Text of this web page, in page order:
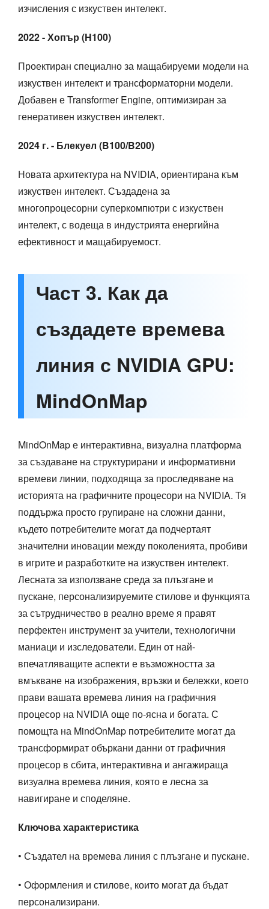
изчисления с изкуствен интелект.
2022 - Хопър (H100)
Проектиран специално за мащабируеми модели на
изкуствен интелект и трансформаторни модели.
Добавен е Transformer Engine, оптимизиран за
генеративен изкуствен интелект.
2024 г. - Блекуел (B100/B200)
Новата архитектура на NVIDIA, ориентирана към
изкуствен интелект. Създадена за
многопроцесорни суперкомпютри с изкуствен
интелект, с водеща в индустрията енергийна
ефективност и мащабируемост.
Част 3. Как да
създадете времева
линия с NVIDIA GPU:
MindOnMap
MindOnMap е интерактивна, визуална платформа
за създаване на структурирани и информативни
времеви линии, подходяща за проследяване на
историята на графичните процесори на NVIDIA. Тя
поддържа просто групиране на сложни данни,
където потребителите могат да подчертаят
значителни иновации между поколенията, пробиви
в игрите и разработките на изкуствен интелект.
Лесната за използване среда за плъзгане и
пускане, персонализируемите стилове и функцията
за сътрудничество в реално време я правят
перфектен инструмент за учители, технологични
маниаци и изследователи. Един от най-
впечатляващите аспекти е възможността за
вмъкване на изображения, връзки и бележки, което
прави вашата времева линия на графичния
процесор на NVIDIA още по-ясна и богата. С
помощта на MindOnMap потребителите могат да
трансформират объркани данни от графичния
процесор в сбита, интерактивна и ангажираща
визуална времева линия, която е лесна за
навигиране и споделяне.
Ключова характеристика
• Създател на времева линия с плъзгане и пускане.
• Оформления и стилове, които могат да бъдат
персонализирани.